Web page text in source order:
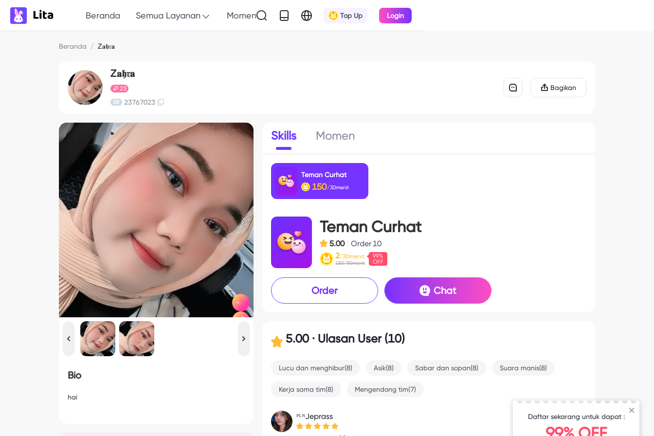
Beranda Semua Layanan Momen Top Up Login
Beranda / Ꮓ𝐚𝖍𝔯𝐚
Ꮓ𝐚𝖍𝔯𝐚
23
23767023
Bagikan
Bio
hai
Skills Momen
Teman Curhat
150/30menit
Teman Curhat
5.00 Order10
2/30menit
150/30menit
Order Chat
5.00 · Ulasan User (10)
Lucu dan menghibur(8) Asik(8) Sabar dan sopan(8) Suara manis(8)
Kerja sama tim(8) Mengendong tim(7)
ᴾᴸᴺJeprass 2025-7-17 9:51
Daftar sekarang untuk dapat :